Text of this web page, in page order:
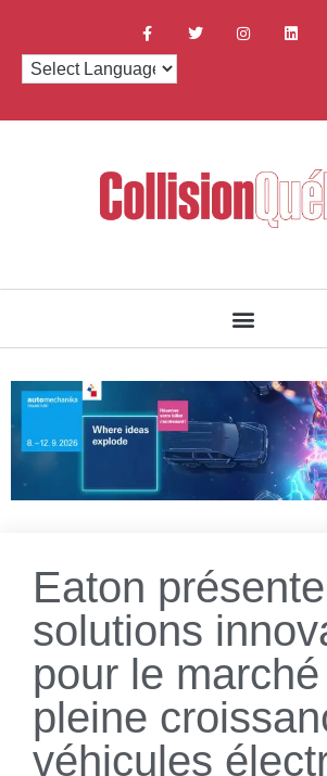
Eaton
solutions
pour le
pleine
véhicules